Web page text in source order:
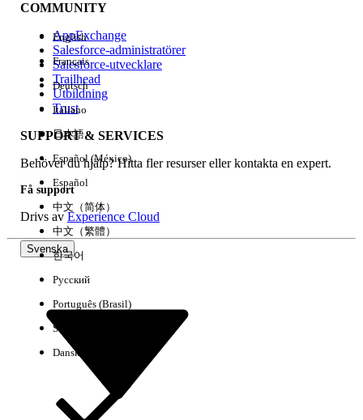
Händelse
Rensa alla Klart
COMMUNITY
AppExchange
Salesforce-administratörer
Salesforce-utvecklare
Trailhead
Utbildning
Trust
SUPPORT & SERVICES
Behöver du hjälp? Hitta fler resurser eller kontakta en expert.
Få support
Drivs avExperience Cloud
Svenska
English
Français
Deutsch
Italiano
日本語
Español (México)
Español
中文（简体）
中文（繁體）
한국어
Русский
Português (Brasil)
Suomi
Dansk